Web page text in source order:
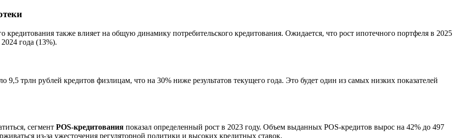
кредитования также влияет на общую динамику потребительского кредитования. Ожидается, что рост ипотечного портфеля в 2025
года (13%).
9,5 трлн рублей кредитов физлицам, что на 30% ниже результатов текущего года. Это будет один из самых низких показателей
сегмент POS-кредитования показал определенный рост в 2023 году. Объем выданных POS-кредитов вырос на 42% до 497
из-за ужесточения регуляторной политики и высоких кредитных ставок.